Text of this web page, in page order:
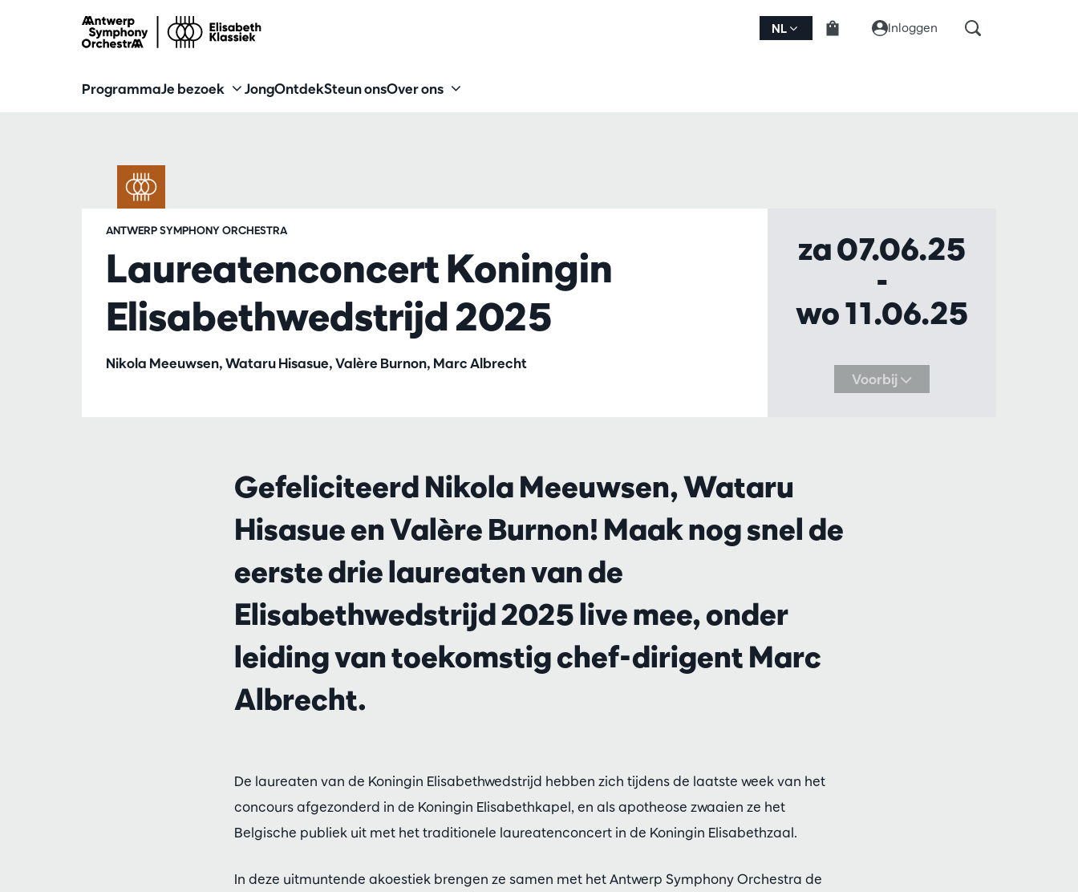
NL Inloggen
ProgrammaJe bezoek JongOntdekSteun onsOver ons
Laureatenconcert Koningin
Elisabethwedstrijd 2025
Nikola Meeuwsen, Wataru Hisasue, Valère Burnon, Marc Albrecht
ANTWERP SYMPHONY ORCHESTRA
za 07.06.25
-
wo 11.06.25
Voorbij
Gefeliciteerd Nikola Meeuwsen, Wataru
Hisasue en Valère Burnon! Maak nog snel de
eerste drie laureaten van de
Elisabethwedstrijd 2025 live mee, onder
leiding van toekomstig chef-dirigent Marc
Albrecht.
De laureaten van de Koningin Elisabethwedstrijd hebben zich tijdens de laatste week van het
concours afgezonderd in de Koningin Elisabethkapel, en als apotheose zwaaien ze het
Belgische publiek uit met het traditionele laureatenconcert in de Koningin Elisabethzaal.
In deze uitmuntende akoestiek brengen ze samen met het Antwerp Symphony Orchestra de